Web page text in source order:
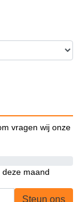
vragen wij onze
maand
Steun ons